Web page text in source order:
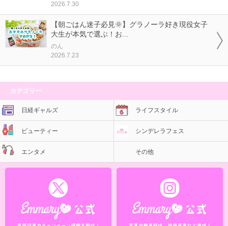
2026.7.30
【朝ごはん迷子必見🌞】グラノーラ好き現役女子
大生が本気で選ぶ！お...
のん
2026.7.23
カテゴリー
日経ギャルズ ライフスタイル
ビューティー シンデレラフェス
エンタメ その他